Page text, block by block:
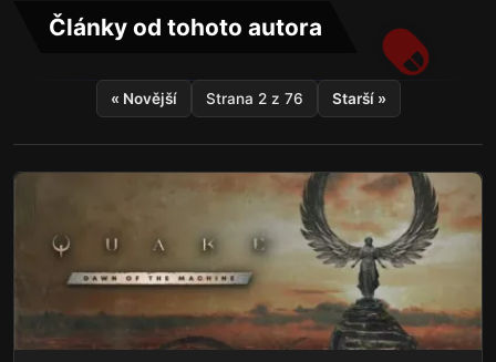
Články od tohoto autora
« Novější Strana 2 z 76 Starší »